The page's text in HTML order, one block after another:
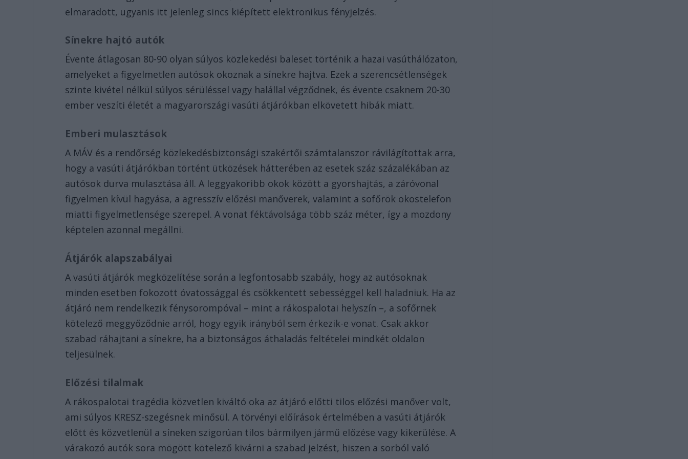
elmaradott, ugyanis itt jelenleg sincs kiépített elektronikus fényjelzés.
Sínekre hajtó autók
Évente átlagosan 80-90 olyan súlyos közlekedési baleset történik a hazai vasúthálózaton,
amelyeket a figyelmetlen autósok okoznak a sínekre hajtva. Ezek a szerencsétlenségek
szinte kivétel nélkül súlyos sérüléssel vagy halállal végződnek, és évente csaknem 20-30
ember veszíti életét a magyarországi vasúti átjárókban elkövetett hibák miatt.
Emberi mulasztások
A MÁV és a rendőrség közlekedésbiztonsági szakértői számtalanszor rávilágítottak arra,
hogy a vasúti átjárókban történt ütközések hátterében az esetek száz százalékában az
autósok durva mulasztása áll. A leggyakoribb okok között a gyorshajtás, a záróvonal
figyelmen kívül hagyása, a agresszív előzési manőverek, valamint a sofőrök okostelefon
miatti figyelmetlensége szerepel. A vonat féktávolsága több száz méter, így a mozdony
képtelen azonnal megállni.
Átjárók alapszabályai
A vasúti átjárók megközelítése során a legfontosabb szabály, hogy az autósoknak
minden esetben fokozott óvatossággal és csökkentett sebességgel kell haladniuk. Ha az
átjáró nem rendelkezik fénysorompóval – mint a rákospalotai helyszín –, a sofőrnek
kötelező meggyőződnie arról, hogy egyik irányból sem érkezik-e vonat. Csak akkor
szabad ráhajtani a sínekre, ha a biztonságos áthaladás feltételei mindkét oldalon
teljesülnek.
Előzési tilalmak
A rákospalotai tragédia közvetlen kiváltó oka az átjáró előtti tilos előzési manőver volt,
ami súlyos KRESZ-szegésnek minősül. A törvényi előírások értelmében a vasúti átjárók
előtt és közvetlenül a síneken szigorúan tilos bármilyen jármű előzése vagy kikerülése. A
várakozó autók sora mögött kötelező kivárni a szabad jelzést, hiszen a sorból való